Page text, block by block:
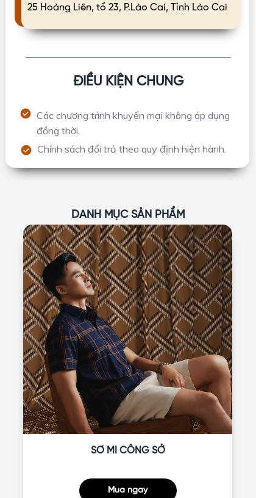
ĐIỀU KIỆN CHUNG
Các chương trình khuyến mại không áp dụng
đồng thời.
Chính sách đổi trả theo quy định hiện hành.
25 Hoàng Liên, tổ 23, P.Lào Cai, Tỉnh Lào Cai
DANH MỤC SẢN PHẨM
SƠ MI CÔNG SỞ
Mua ngay